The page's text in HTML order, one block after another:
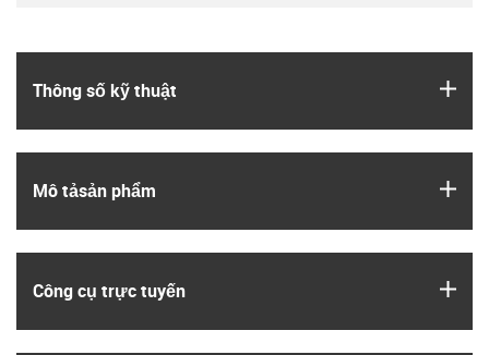
Thông số kỹ thuật
Mô tả­sản phẩm
Công cụ trực tuyến